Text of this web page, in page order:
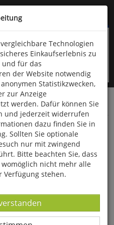
9323-960
Zeitgeschichte
SS
Technologien
Einkaufserlebnis zu
und für das
der Website notwendig
Statistikzwecken,
zur Anzeige
werden. Dafür können Sie
und jederzeit widerrufen
dazu finden Sie in
Sollten Sie optionale
nur mit zwingend
Bitte beachten Sie, dass
nicht mehr alle
Verfügung stehen.
-